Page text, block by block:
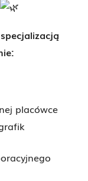
placówce